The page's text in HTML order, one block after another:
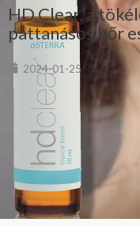
HD Clear, a
pattanásos bőr
2024-01-25